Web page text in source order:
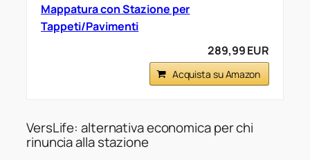
Mappatura con Stazione per
Tappeti/Pavimenti
289,99 EUR
Acquista su Amazon
VersLife: alternativa economica per chi
rinuncia alla stazione